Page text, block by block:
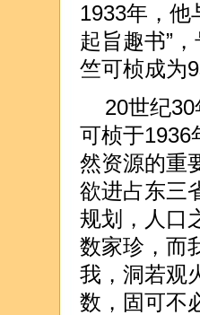
1933年，他
起旨趣书”
竺可桢成为
20世纪
可桢于1936
然资源的重
欲进占东三
规划，人口
数家珍，而
我，洞若观
数，固可不